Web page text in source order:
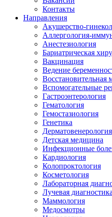
Контакты
Направления
Акушерство-
Аллергология-
Анестезиология
Бариатрическая
Вакцинация
Ведение
Восстановительная
Вспомогательные
Гастроэнтерология
Гематология
Гемостазиология
Генетика
Дерматовенерология
Детская медицина
Инфекционные
Кардиология
Колопроктология
Косметология
Лабораторная
Лучевая
Маммология
Медосмотры